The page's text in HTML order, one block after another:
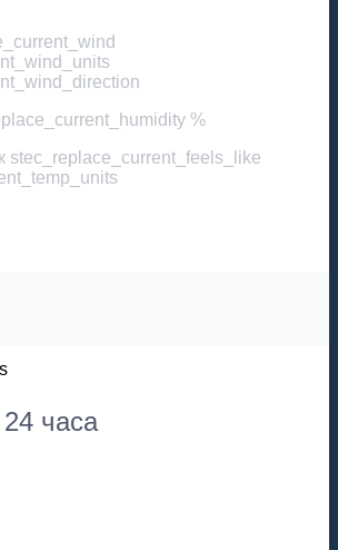
%
stec_replace_current_feels_like
часа